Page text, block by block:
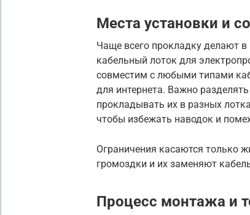
Места установки и
Чаще всего прокладку делают в
кабельный лоток для
совместим с любыми типами
для интернета. Важно
прокладывать их в разных
чтобы избежать наводок и
Ограничения касаются только
громоздки и их заменяют
Процесс монтажа и